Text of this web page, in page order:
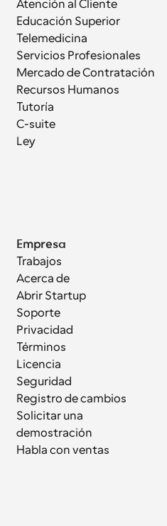
Atención al Cliente
Educación Superior
Telemedicina
Servicios Profesionales
Mercado de Contratación
Recursos Humanos
Tutoría
C-suite
Ley
Empresa
Trabajos
Acerca de
Abrir Startup
Soporte
Privacidad
Términos
Licencia
Seguridad
Registro de cambios
Solicitar una
demostración
Habla con ventas